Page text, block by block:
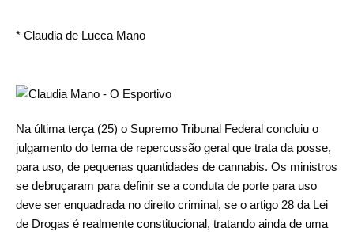
* Claudia de Lucca Mano
Na última terça (25) o Supremo Tribunal Federal concluiu o
julgamento do tema de repercussão geral que trata da posse,
para uso, de pequenas quantidades de cannabis. Os ministros
se debruçaram para definir se a conduta de porte para uso
deve ser enquadrada no direito criminal, se o artigo 28 da Lei
de Drogas é realmente constitucional, tratando ainda de uma